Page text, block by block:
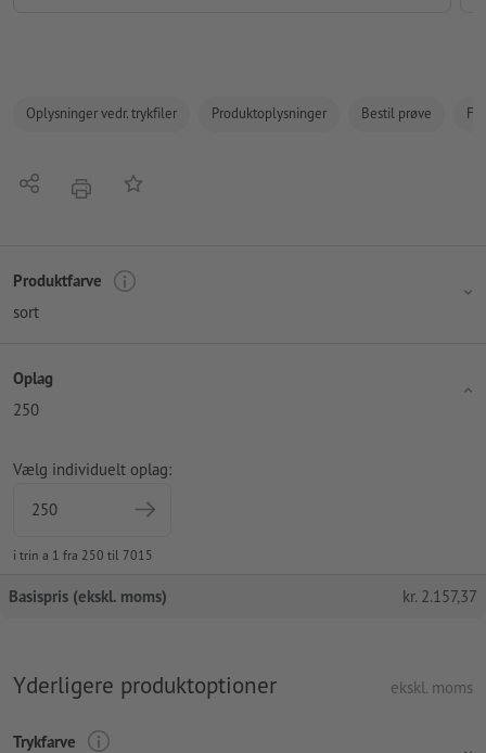
Oplysninger vedr. trykfiler Produktoplysninger Bestil prøve
Del tryk Tilføj til huskelisten
Produktfarve
sort
Oplag
250
Vælg individuelt oplag:
i trin a 1 fra 250 til 7015
Basispris (ekskl. moms) kr. 2.157,37
Yderligere produktoptioner ekskl. moms
Trykfarve